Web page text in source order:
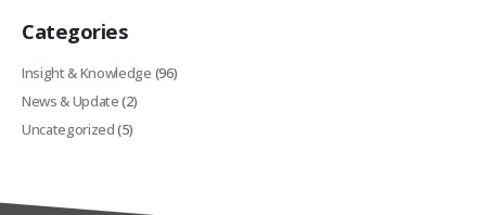
Categories
Insight & Knowledge (96)
News & Update(2)
Uncategorized(5)